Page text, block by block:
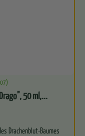
50 ml,...
Drachenblut-Baumes